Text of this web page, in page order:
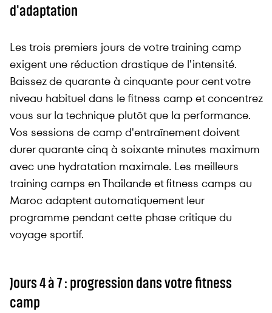
d'adaptation
Les trois premiers jours de votre training camp
exigent une réduction drastique de l'intensité.
Baissez de quarante à cinquante pour cent votre
niveau habituel dans le fitness camp et concentrez
vous sur la technique plutôt que la performance.
Vos sessions de camp d'entraînement doivent
durer quarante cinq à soixante minutes maximum
avec une hydratation maximale. Les meilleurs
training camps en Thaïlande et fitness camps au
Maroc adaptent automatiquement leur
programme pendant cette phase critique du
voyage sportif.
Jours 4 à 7 : progression dans votre fitness
camp